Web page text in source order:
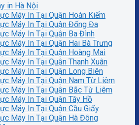
in Hà Nội
Máy In Tại Quận Hoàn Kiếm
Máy In Tại Quận Đống Đa
Máy In Tại Quận Ba Đình
Máy In Tại Quận Hai Bà Trưng
Máy In Tại Quận Hoàng Mai
Máy In Tại Quận Thanh Xuân
Máy In Tại Quận Long Biên
Máy In Tại Quận Nam Từ Liêm
Máy In Tại Quận Bắc Từ Liêm
Máy In Tại Quận Tây Hồ
Máy In Tại Quận Cầu Giấy
Máy In Tại Quận Hà Đông